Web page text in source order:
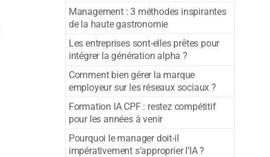
Management : 3 méthodes inspirantes
de la haute gastronomie
Les entreprises sont-elles prêtes pour
intégrer la génération alpha ?
Comment bien gérer la marque
employeur sur les réseaux sociaux ?
Formation IA CPF : restez compétitif
pour les années à venir
Pourquoi le manager doit-il
impérativement s’approprier l’IA ?